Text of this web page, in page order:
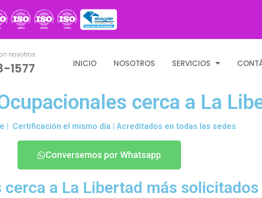
nosotros
1577 INICIO NOSOTROS SERVICIOS
cerca a La
| Certificación el mismo día | Acreditados en todas las sedes
Conversemos por Whatsapp
cerca a La Libertad más solicitados